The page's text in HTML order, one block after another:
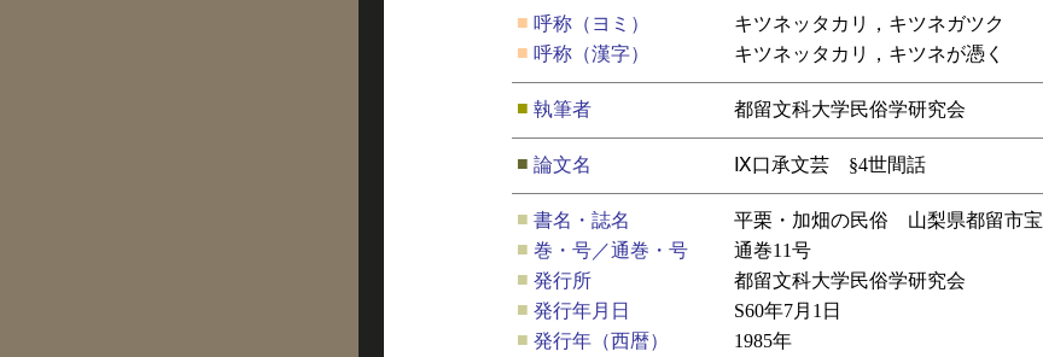
■ 呼称（ヨミ）
キツネッタカリ，キツネガツク
■ 呼称（漢字） キツネッタカリ，キツネが憑く
■ 執筆者 都留文科大学民俗学研究会
■ 論文名 Ⅸ口承文芸 §4世間話
■ 書名・誌名
平栗・加畑の民俗 山梨県都留市宝
■ 巻・号／通巻・号
通巻11号
■ 発行所
都留文科大学民俗学研究会
■ 発行年月日
S60年7月1日
■ 発行年（西暦）
1985年